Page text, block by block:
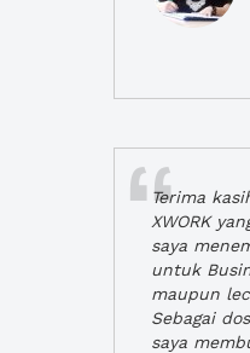
Terima
XWORK
saya
untuk
maupun
Sebagai
saya